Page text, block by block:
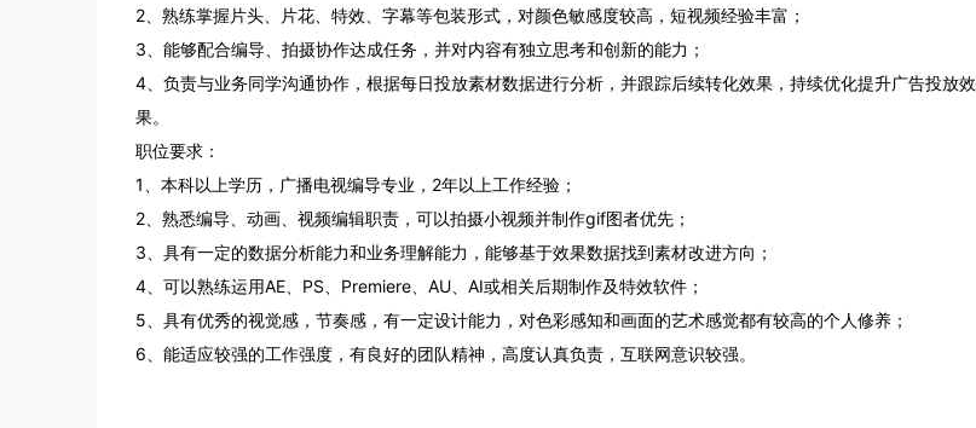
2、熟练掌握片头、片花、特效、字幕等包装形式，对颜色敏感度较高，短视频经验丰富；
3、能够配合编导、拍摄协作达成任务，并对内容有独立思考和创新的能力；
4、负责与业务同学沟通协作，根据每日投放素材数据进行分析，并跟踪后续转化效果，持续优化提升广告投放效
果。
职位要求：
1、本科以上学历，广播电视编导专业，2年以上工作经验；
2、熟悉编导、动画、视频编辑职责，可以拍摄小视频并制作gif图者优先；
3、具有一定的数据分析能力和业务理解能力，能够基于效果数据找到素材改进方向；
4、可以熟练运用AE、PS、Premiere、AU、AI或相关后期制作及特效软件；
5、具有优秀的视觉感，节奏感，有一定设计能力，对色彩感知和画面的艺术感觉都有较高的个人修养；
6、能适应较强的工作强度，有良好的团队精神，高度认真负责，互联网意识较强。